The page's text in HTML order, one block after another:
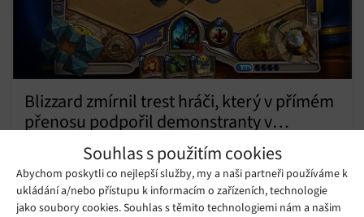
Souhlas s použitím cookies
Abychom poskytli co nejlepší služby, my a naši partneři používáme k
ukládání a/nebo přístupu k informacím o zařízeních, technologie
jako soubory cookies. Souhlas s těmito technologiemi nám a našim
Blizzard zmírnil trest hráči, který v přímém
přenosu podpořil demonstranty v
Hongkongu.
Chung 'blitzchung' Ng Wai. který podpořil demonstrace
v Hongkongu zareagoval na nedávné rozhodnutí studia
Blizzard snížit jeho exemplární trest.